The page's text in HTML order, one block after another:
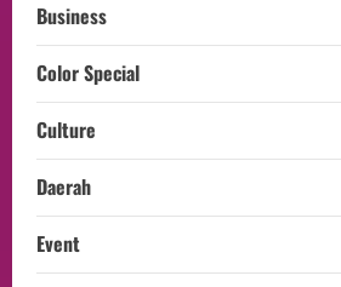
Business
Color Special
Culture
Daerah
Event